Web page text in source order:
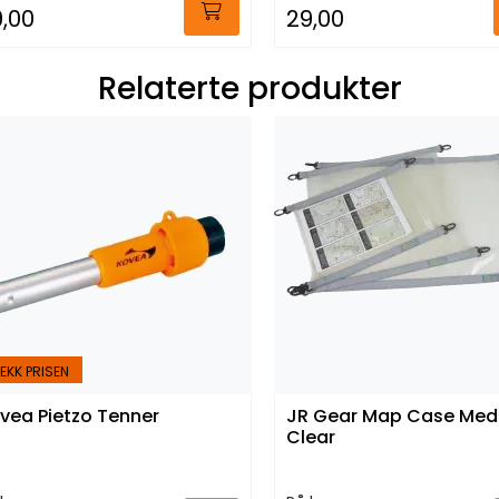
29,00
Relaterte produkter
PRISEN
Pietzo Tenner
JR Gear Map Case
Clear